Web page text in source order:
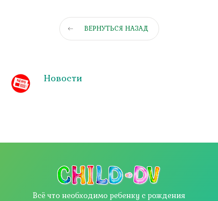
ВЕРНУТЬСЯ НАЗАД
Новости
Всё что необходимо ребенку с рождения